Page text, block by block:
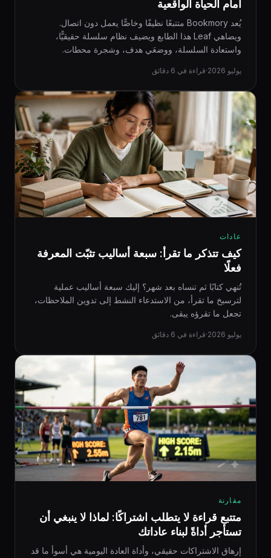
أمام الحياة الواقعية
يُعد Bookmory متتبعًا نظيفًا وخاصًّا يعمل دون اتصال.
ويضاهي Leaf هذا الطابع ويضيف نظام سلسلة حقيقيًّا،
واستعادة السلسلة، ووضعَي هدف، وشجرة محطات.
يوليو 2026 ·قراءة في 6 دقائق
عادات
كيف تتذكر ما تقرأ: سبعة أساليب تثبّت المعرفة
فعلًا
تُنهي كتابًا ثم تنساه بعد شهر؟ إليك سبعة أساليب عملية
لترسيخ ما تقرأ، من الاستدعاء النشط إلى تدوين الملاحظات،
تجعل ما تقرؤه يبقى.
يوليو 2026 ·قراءة في 6 دقائق
مقارنة
متتبع قراءة لا يتطلب اشتراكًا: لماذا لا ينبغي أن
تستأجر أداةً لبناء عاداتك
إرهاق الاشتراكات حقيقي، وأداة العادة اليومية هي أسوأ ما قد